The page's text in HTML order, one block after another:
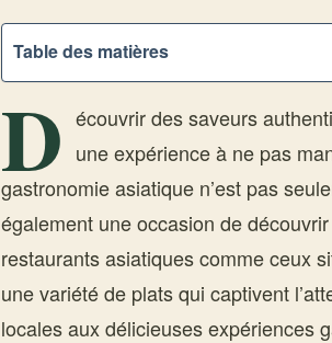
Table des matières
D écouvrir des saveurs
une expérience à ne pas
gastronomie asiatique n’est pas
également une occasion de
restaurants asiatiques comme ceux
une variété de plats qui captivent
locales aux délicieuses expériences